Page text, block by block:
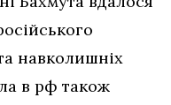
навколишніх
в рф також